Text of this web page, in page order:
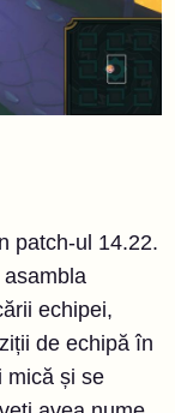
patch-ul 14.22.
echipei,
de echipă în
mică și se